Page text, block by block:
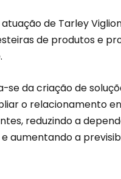
de Tarley
de produtos e
se da criação de
o relacionamento
reduzindo a
aumentando a